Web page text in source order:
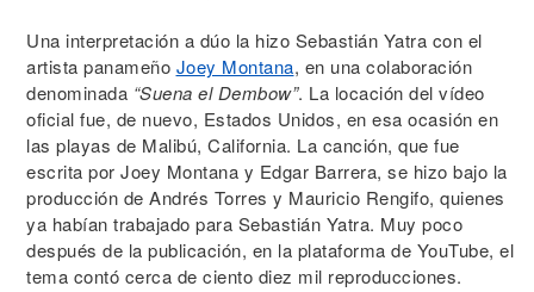
Una interpretación a dúo la hizo Sebastián Yatra con el
artista panameño Joey Montana, en una colaboración
denominada “Suena el Dembow”. La locación del vídeo
oficial fue, de nuevo, Estados Unidos, en esa ocasión en
las playas de Malibú, California. La canción, que fue
escrita por Joey Montana y Edgar Barrera, se hizo bajo la
producción de Andrés Torres y Mauricio Rengifo, quienes
ya habían trabajado para Sebastián Yatra. Muy poco
después de la publicación, en la plataforma de YouTube, el
tema contó cerca de ciento diez mil reproducciones.